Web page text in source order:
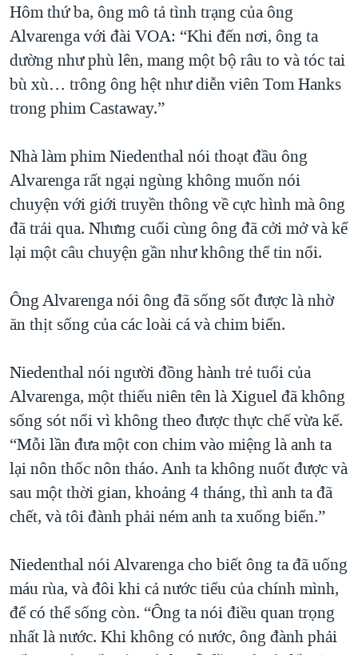
Hôm thứ ba, ông mô tả tình trạng của ông
Alvarenga với đài VOA: “Khi đến nơi, ông ta
dường như phù lên, mang một bộ râu to và tóc tai
bù xù… trông ông hệt như diễn viên Tom Hanks
trong phim Castaway.”
Nhà làm phim Niedenthal nói thoạt đầu ông
Alvarenga rất ngại ngùng không muốn nói
chuyện với giới truyền thông về cực hình mà ông
đã trải qua. Nhưng cuối cùng ông đã cởi mở và kể
lại một câu chuyện gần như không thể tin nổi.
Ông Alvarenga nói ông đã sống sốt được là nhờ
ăn thịt sống của các loài cá và chim biển.
Niedenthal nói người đồng hành trẻ tuổi của
Alvarenga, một thiếu niên tên là Xiguel đã không
sống sót nổi vì không theo được thực chế vừa kể.
“Mỗi lần đưa một con chim vào miệng là anh ta
lại nôn thốc nôn tháo. Anh ta không nuốt được và
sau một thời gian, khoảng 4 tháng, thì anh ta đã
chết, và tôi đành phải ném anh ta xuống biển.”
Niedenthal nói Alvarenga cho biết ông ta đã uống
máu rùa, và đôi khi cả nước tiểu của chính mình,
để có thể sống còn. “Ông ta nói điều quan trọng
nhất là nước. Khi không có nước, ông đành phải